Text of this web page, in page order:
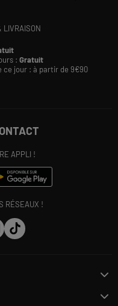
LIVRAISON
: Gratuit
ce jour : à partir de 9€90
APPLI !
RÉSEAUX !